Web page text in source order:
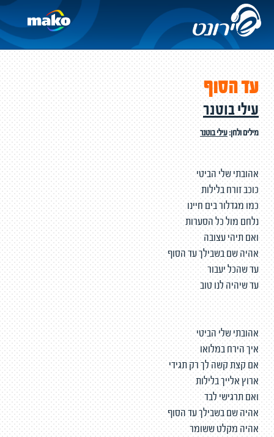
עד הסוף
עילי בוטנר
מילים ולחן:עילי בוטנר
אהובתי שלי הביטי
כוכב זורח בלילות
כמו מגדלור בים חיינו
נלחם מול כל הסערות
ואם תיהי עצובה
אהיה שם בשבילך עד הסוף
עד שהכל יעבור
עד שיהיה לנו טוב
אהובתי שלי הביטי
איך הירח במלואו
אם קצת קשה לך רק תגידי
ארוץ אלייך בלילות
ואם תרגישי לבד
אהיה שם בשבילך עד הסוף
אהיה מקלט ששומר